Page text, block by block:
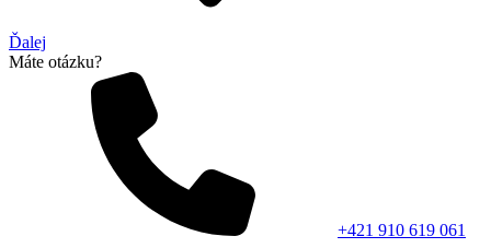
Ďalej
Máte otázku?
+421 910 619 061